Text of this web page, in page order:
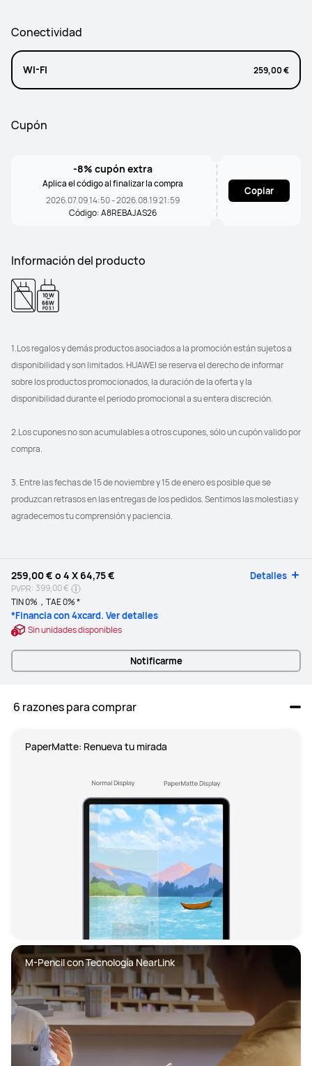
Conectividad
WI-FI 259,00 €
Cupón
-8% cupón extra
Aplica el código al finalizar la compra
2026.07.09 14:50 - 2026.08.19 21:59
Código: A8REBAJAS26
Copiar
Información del producto
10W
-
66W
PD 3.1
1.Los regalos y demás productos asociados a la promoción están sujetos a
disponibilidad y son limitados. HUAWEI se reserva el derecho de informar
sobre los productos promocionados, la duración de la oferta y la
disponibilidad durante el periodo promocional a su entera discreción.
2.Los cupones no son acumulables a otros cupones, sólo un cupón valido por
compra.
3. Entre las fechas de 15 de noviembre y 15 de enero es posible que se
produzcan retrasos en las entregas de los pedidos. Sentimos las molestias y
agradecemos tu comprensión y paciencia.
259,00 € o 4 X 64,75 € Detalles
PVPR: 399,00 €
TIN 0%，TAE 0% *
*Financia con 4xcard. Ver detalles
Sin unidades disponibles
Notificarme
6 razones para comprar
PaperMatte: Renueva tu mirada
M-Pencil con Tecnología NearLink